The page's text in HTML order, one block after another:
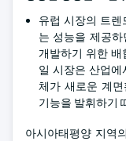
유럽 시장의 트
는 성능을 제공
개발하기 위한
일 시장은 산업
체가 새로운 계
기능을 발휘하기
아시아태평양 지역